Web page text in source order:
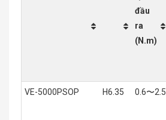
đầu
ra
(N.m)
VE-5000PSOP H6.35 0.6〜2.5